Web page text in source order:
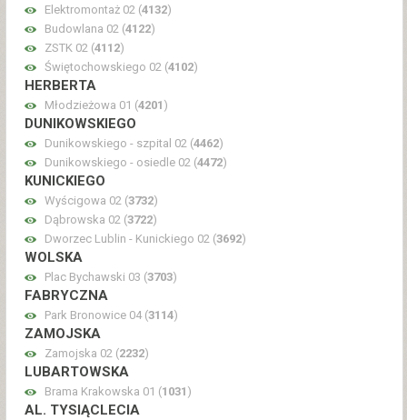
Elektromontaż 02 (4132)
Budowlana 02 (4122)
ZSTK 02 (4112)
Świętochowskiego 02 (4102)
HERBERTA
Młodzieżowa 01 (4201 )
DUNIKOWSKIEGO
Dunikowskiego - szpital 02 (4462)
Dunikowskiego - osiedle 02 (4472)
KUNICKIEGO
Wyścigowa 02 (3732)
Dąbrowska 02 (3722)
Dworzec Lublin - Kunickiego 02 (3692)
WOLSKA
Plac Bychawski 03 (3703)
FABRYCZNA
Park Bronowice 04 (3114)
ZAMOJSKA
Zamojska 02 (2232)
LUBARTOWSKA
Brama Krakowska 01 (1031 )
AL. TYSIĄCLECIA